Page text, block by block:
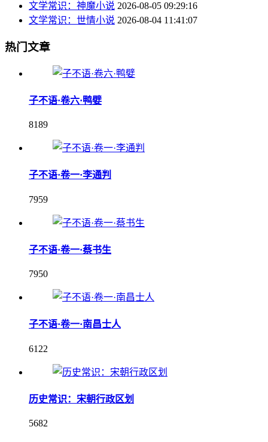
文学常识：神魔小说 2026-08-05 09:29:16
文学常识：世情小说 2026-08-04 11:41:07
热门文章
子不语·卷六·鸭嬖
8189
子不语·卷一·李通判
7959
子不语·卷一·蔡书生
7950
子不语·卷一·南昌士人
6122
历史常识：宋朝行政区划
5682